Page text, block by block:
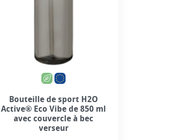
Bouteille de sport H2O
Active® Eco Vibe de 850 ml
avec couvercle à bec
verseur